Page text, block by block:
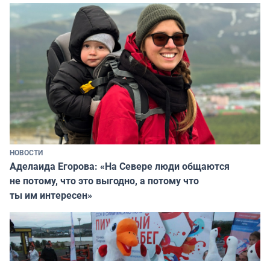
НОВОСТИ
Аделаида Егорова: «На Севере люди общаются
не потому, что это выгодно, а потому что
ты им интересен»